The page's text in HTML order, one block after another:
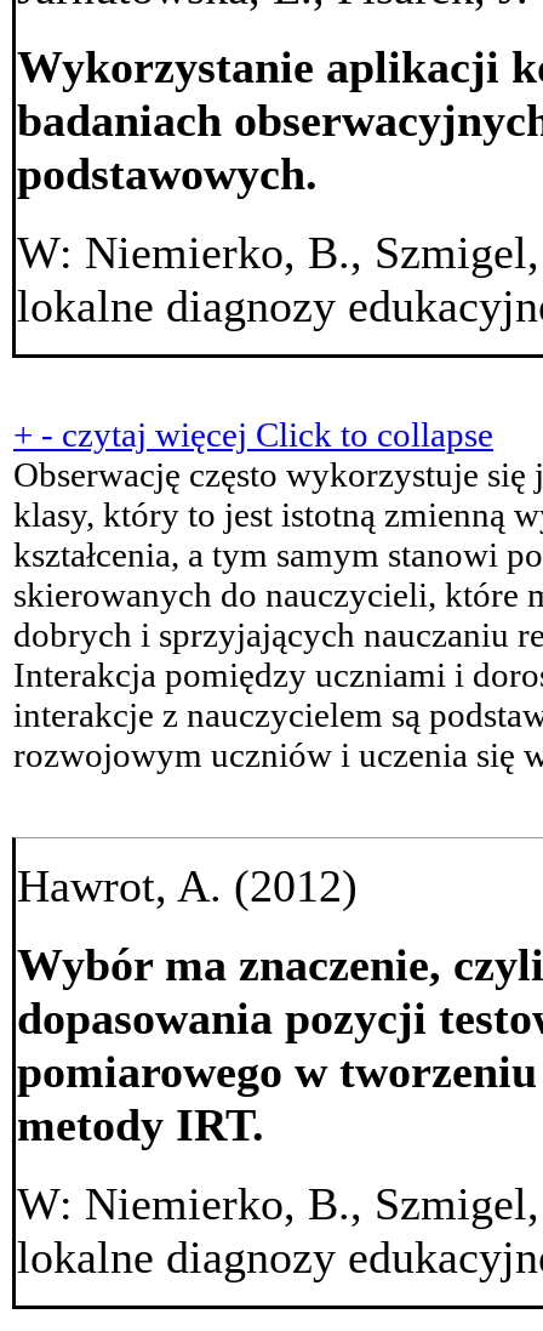
Wykorzystanie aplikacji
badaniach
podstawowych.
W: Niemierko, B.,
lokalne diagnozy
+ - czytaj więcej Click to collapse
Obserwację często wykorzystuje
klasy, który to jest istotną zmienną
kształcenia, a tym samym stanowi
skierowanych do nauczycieli, które
dobrych i sprzyjających nauczaniu
Interakcja pomiędzy uczniami i
interakcje z nauczycielem są
rozwojowym uczniów i uczenia się
Hawrot, A. (2012)
Wybór ma znaczenie,
dopasowania pozycji
pomiarowego w
metody IRT.
W: Niemierko, B.,
lokalne diagnozy